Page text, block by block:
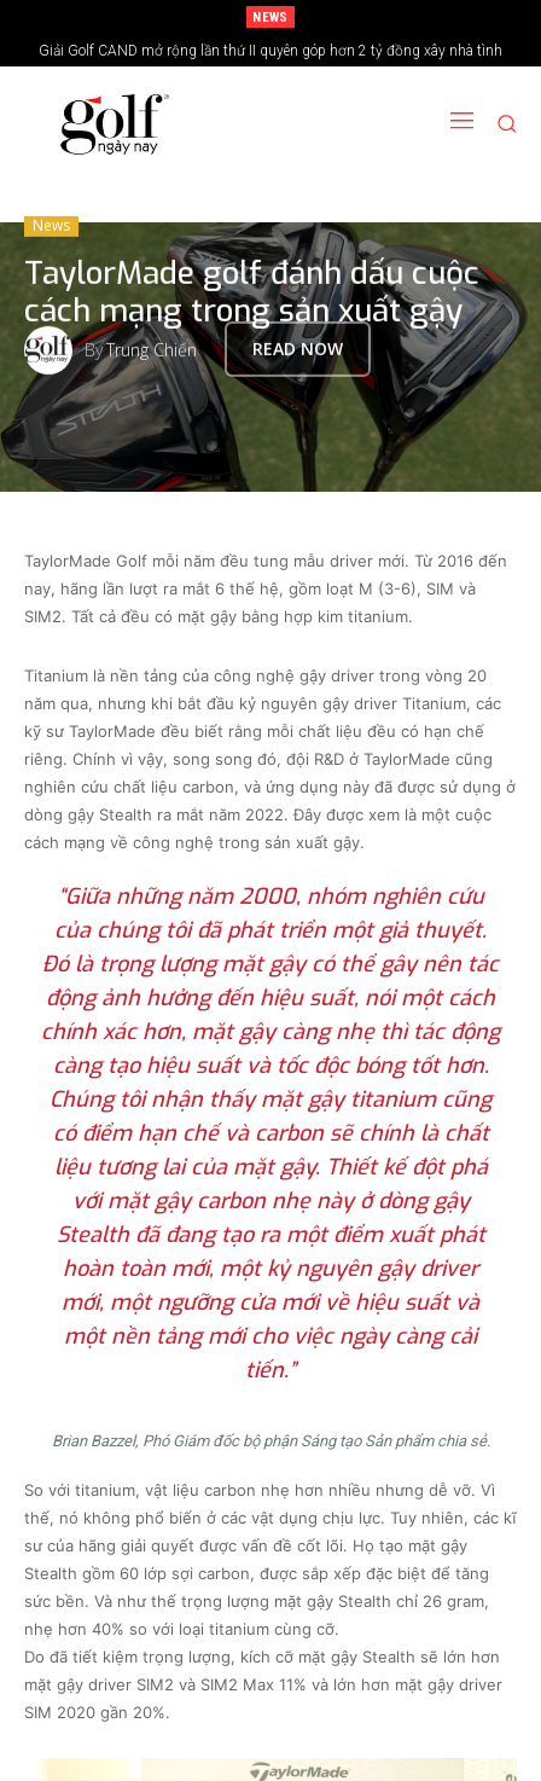
NEWS
Giải Golf CAND mở rộng lần thứ II quyên góp hơn 2 tỷ đồng xây nhà tình
nghĩa vùng biên giới
24H Group tổ chức giải golf kỷ niệm 15 năm thành lập
News
TaylorMade golf đánh dấu cuộc
cách mạng trong sản xuất gậy
ByTrung Chiến READ NOW
TaylorMade Golf mỗi năm đều tung mẫu driver mới. Từ 2016 đến
nay, hãng lần lượt ra mắt 6 thế hệ, gồm loạt M (3-6), SIM và
SIM2. Tất cả đều có mặt gậy bằng hợp kim titanium.
Titanium là nền tảng của công nghệ gậy driver trong vòng 20
năm qua, nhưng khi bắt đầu kỷ nguyên gậy driver Titanium, các
kỹ sư TaylorMade đều biết rằng mỗi chất liệu đều có hạn chế
riêng. Chính vì vậy, song song đó, đội R&D ở TaylorMade cũng
nghiên cứu chất liệu carbon, và ứng dụng này đã được sử dụng ở
dòng gậy Stealth ra mắt năm 2022. Đây được xem là một cuộc
cách mạng về công nghệ trong sản xuất gậy.
“Giữa những năm 2000, nhóm nghiên cứu
của chúng tôi đã phát triển một giả thuyết.
Đó là trọng lượng mặt gậy có thể gây nên tác
động ảnh hưởng đến hiệu suất, nói một cách
chính xác hơn, mặt gậy càng nhẹ thì tác động
càng tạo hiệu suất và tốc độc bóng tốt hơn.
Chúng tôi nhận thấy mặt gậy titanium cũng
có điểm hạn chế và carbon sẽ chính là chất
liệu tương lai của mặt gậy. Thiết kế đột phá
với mặt gậy carbon nhẹ này ở dòng gậy
Stealth đã đang tạo ra một điểm xuất phát
hoàn toàn mới, một kỷ nguyên gậy driver
mới, một ngưỡng cửa mới về hiệu suất và
một nền tảng mới cho việc ngày càng cải
tiến.”
Brian Bazzel, Phó Giám đốc bộ phận Sáng tạo Sản phẩm chia sẻ.
So với titanium, vật liệu carbon nhẹ hơn nhiều nhưng dễ vỡ. Vì
thế, nó không phổ biến ở các vật dụng chịu lực. Tuy nhiên, các kĩ
sư của hãng giải quyết được vấn đề cốt lõi. Họ tạo mặt gậy
Stealth gồm 60 lớp sợi carbon, được sắp xếp đặc biệt để tăng
sức bền. Và như thế trọng lượng mặt gậy Stealth chỉ 26 gram,
nhẹ hơn 40% so với loại titanium cùng cỡ.
Do đã tiết kiệm trọng lượng, kích cỡ mặt gậy Stealth sẽ lớn hơn
mặt gậy driver SIM2 và SIM2 Max 11% và lớn hơn mặt gậy driver
SIM 2020 gần 20%.